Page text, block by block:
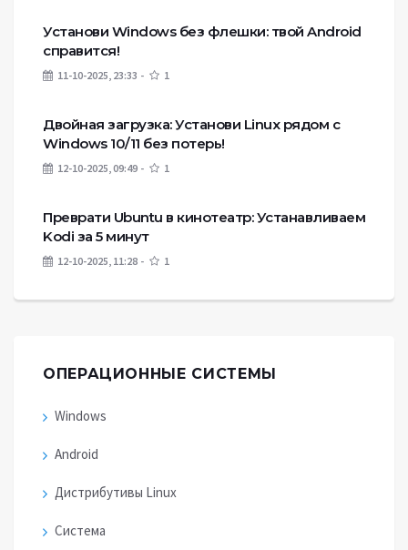
Установи Windows без флешки: твой Android
справится!
11-10-2025, 23:33 1
Двойная загрузка: Установи Linux рядом с
Windows 10/11 без потерь!
12-10-2025, 09:49 1
Преврати Ubuntu в кинотеатр: Устанавливаем
Kodi за 5 минут
12-10-2025, 11:28 1
ОПЕРАЦИОННЫЕ СИСТЕМЫ
Windows
Android
Дистрибутивы Linux
Система